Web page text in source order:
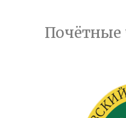
Почётные